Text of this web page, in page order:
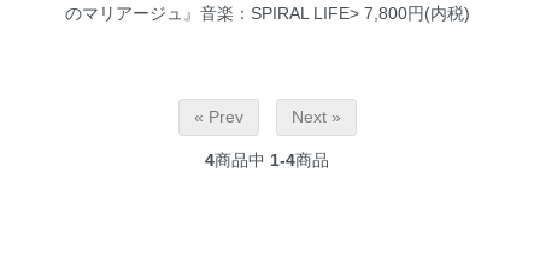
のマリアージュ』音楽：SPIRAL LIFE>7,800円(内税)
« Prev Next »
4商品中 1-4商品